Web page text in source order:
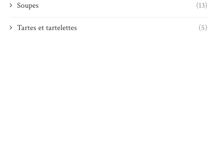
Soupes (13)
Tartes et tartelettes (5)